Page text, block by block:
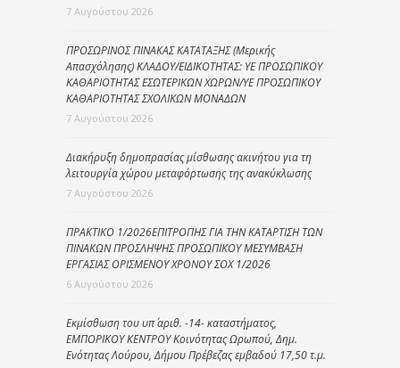
7 Αυγούστου 2026
ΠΡΟΣΩΡΙΝΟΣ ΠΙΝΑΚΑΣ ΚΑΤΑΤΑΞΗΣ (Μερικής
Απασχόλησης) ΚΛΑΔΟΥ/ΕΙΔΙΚΟΤΗΤΑΣ: ΥΕ ΠΡΟΣΩΠΙΚΟΥ
ΚΑΘΑΡΙΟΤΗΤΑΣ ΕΣΩΤΕΡΙΚΩΝ ΧΩΡΩΝ/ΥΕ ΠΡΟΣΩΠΙΚΟΥ
ΚΑΘΑΡΙΟΤΗΤΑΣ ΣΧΟΛΙΚΩΝ ΜΟΝΑΔΩΝ
7 Αυγούστου 2026
Διακήρυξη δημοπρασίας μίσθωσης ακινήτου για τη
λειτουργία χώρου μεταφόρτωσης της ανακύκλωσης
7 Αυγούστου 2026
ΠΡΑΚΤΙΚΟ 1/2026ΕΠΙΤΡΟΠΗΣ ΓΙΑ ΤΗΝ ΚΑΤΑΡΤΙΣΗ ΤΩΝ
ΠΙΝΑΚΩΝ ΠΡΟΣΛΗΨΗΣ ΠΡΟΣΩΠΙΚΟΥ ΜΕΣΥΜΒΑΣΗ
ΕΡΓΑΣΙΑΣ ΟΡΙΣΜΕΝΟΥ ΧΡΟΝΟΥ ΣΟΧ 1/2026
6 Αυγούστου 2026
Εκμίσθωση του υπ΄ αριθ. -14- καταστήματος,
ΕΜΠΟΡΙΚΟΥ ΚΕΝΤΡΟΥ Κοινότητας Ωρωπού, Δημ.
Ενότητας Λούρου, Δήμου Πρέβεζας εμβαδού 17,50 τ.μ.